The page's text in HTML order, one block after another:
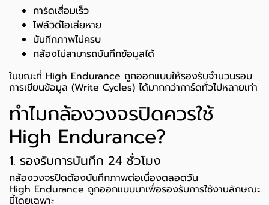
การ์ดเสื่อมเร็ว
ไฟล์วิดีโอเสียหาย
บันทึกภาพไม่ครบ
กล้องไม่สามารถบันทึกข้อมูลได้
ในขณะที่ High Endurance ถูกออกแบบให้รองรับจำนวนรอบ
การเขียนข้อมูล (Write Cycles) ได้มากกว่าการ์ดทั่วไปหลายเท่า
ทำไมกล้องวงจรปิดควรใช้
High Endurance?
1. รองรับการบันทึก 24 ชั่วโมง
กล้องวงจรปิดต้องบันทึกภาพต่อเนื่องตลอดวัน
High Endurance ถูกออกแบบมาเพื่อรองรับการใช้งานลักษณะ
นี้โดยเฉพาะ